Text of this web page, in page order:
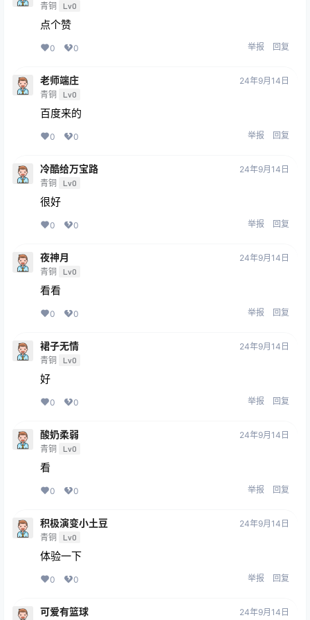
青铜 Lv0
点个赞
0 0 举报 回复
老师端庄
青铜 Lv0
24年9月14日
百度来的
0 0 举报 回复
冷酷给万宝路
青铜 Lv0
24年9月14日
很好
0 0 举报 回复
夜神月
青铜 Lv0
24年9月14日
看看
0 0 举报 回复
裙子无情
青铜 Lv0
24年9月14日
好
0 0 举报 回复
酸奶柔弱
青铜 Lv0
24年9月14日
看
0 0 举报 回复
积极演变小土豆
青铜 Lv0
24年9月14日
体验一下
0 0 举报 回复
可爱有篮球 24年9月14日